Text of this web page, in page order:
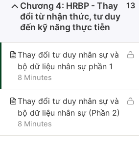
Chương 4: HRBP - Thay
đổi từ nhận thức, tư duy
đến kỹ năng thực tiễn
13
Thay đổi tư duy nhân sự và
bộ dữ liệu nhân sự phần 1
8 Minutes
Thay đổi tư duy nhân sự và
bộ dữ liệu nhân sự (Phần 2)
8 Minutes
CÔNG TY CỔ PHẦN
Giấy CNĐKKD số 0110335457 do Sở
phố Hà Nội đăng ký thay đổi lần 1